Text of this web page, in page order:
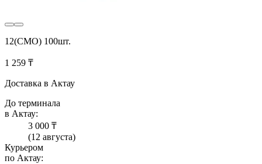
12(СМО) 100шт.
1 259 ₸
Доставка в Актау
До терминала
в Актау:
3 000 ₸
(12 августа)
Курьером
по Актау: